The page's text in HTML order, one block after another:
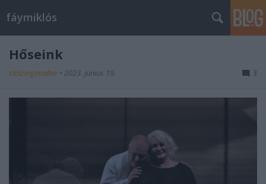
fáymiklós
Hőseink
stolzingimalter • 2023. június 19. 3